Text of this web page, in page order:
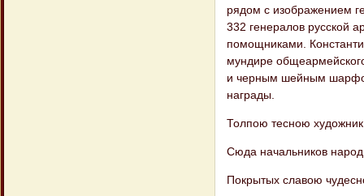
рядом с изображением
332 генералов русской
помощниками.
мундире
и черным шейным
награды.
Толпою тесною
Сюда начальников
Покрытых славою